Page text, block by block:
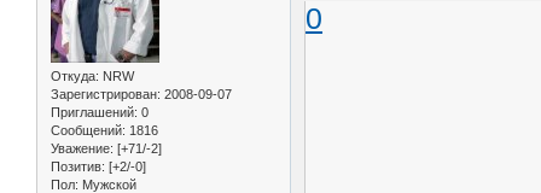
Откуда: NRW
Зарегистрирован: 2008-09-07
Приглашений: 0
Сообщений: 1816
Уважение: [+71/-2]
Позитив: [+2/-0]
Пол: Мужской
0